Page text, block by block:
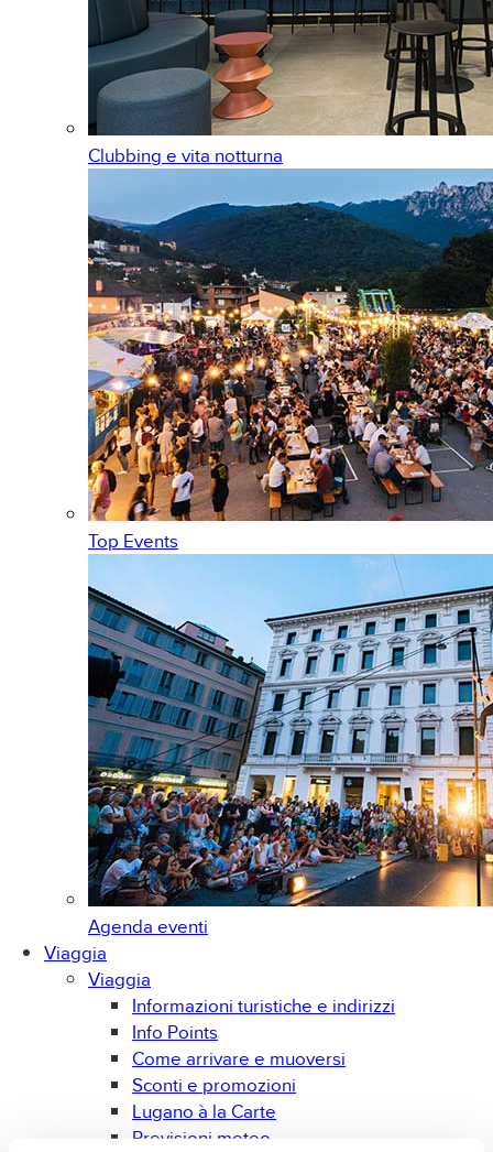
Clubbing e vita notturna
Top Events
Agenda eventi
Viaggia
Viaggia
Informazioni turistiche e indirizzi
Info Points
Come arrivare e muoversi
Sconti e promozioni
Lugano à la Carte
Previsioni meteo